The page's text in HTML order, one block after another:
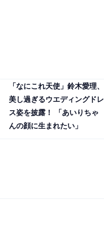
「なにこれ天使」鈴木愛理、
美し過ぎるウエディングドレ
ス姿を披露！ 「あいりちゃ
んの顔に生まれたい」